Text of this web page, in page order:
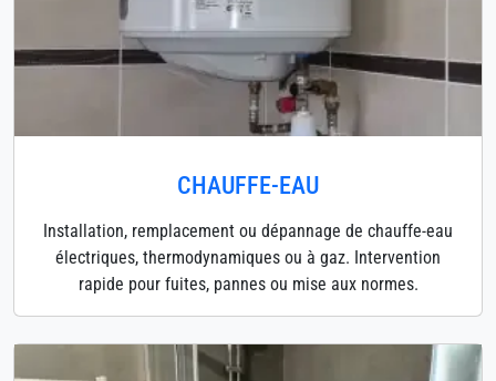
CHAUFFE-EAU
Installation, remplacement ou dépannage de chauffe-eau
électriques, thermodynamiques ou à gaz. Intervention
rapide pour fuites, pannes ou mise aux normes.